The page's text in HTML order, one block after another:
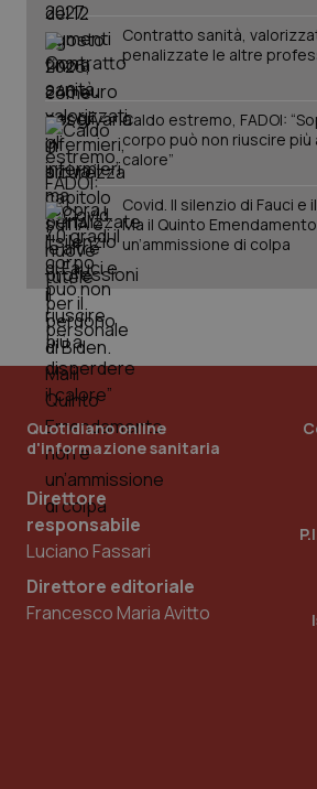
Contratto sanità,
penalizzate le altre
Caldo estremo, FADOI:
corpo può non riuscire più
calore”
Covid. Il silenzio di Fauci e
Ma il Quinto
un’ammissione di colpa
Quotidiano online
d'informazione sanitaria
Direttore
responsabile
Luciano Fassari
Direttore editoriale
Francesco Maria Avitto
PHPSESSID
_ga_KM60CM4NPH